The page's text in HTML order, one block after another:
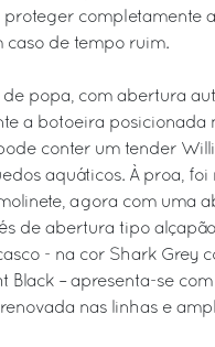
proteger completamente
caso de tempo ruim.
popa, com abertura
a botoeira posicionada
conter um tender
aquáticos. À proa,
agora com uma
de abertura tipo
- na cor Shark Grey
Black – apresenta-se
nas linhas e